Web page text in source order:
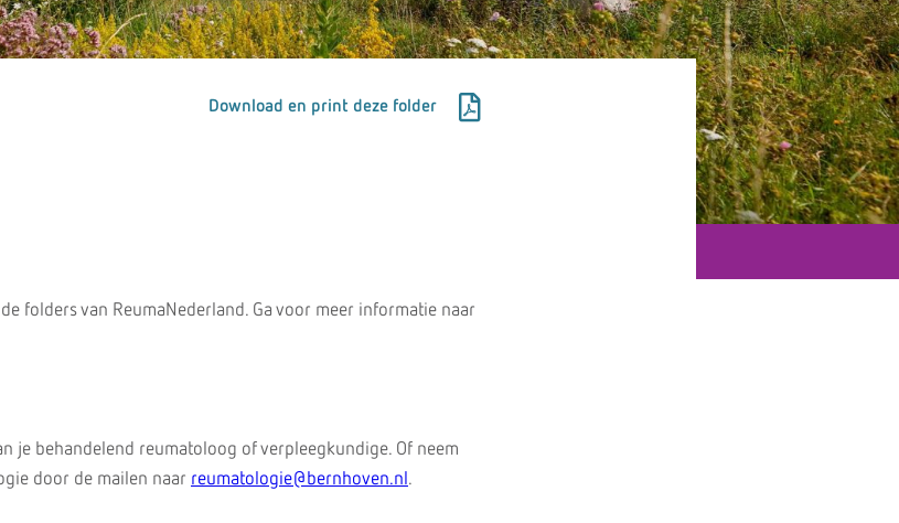
Download en print deze folder
folders van ReumaNederland. Ga voor meer informatie naar
je behandelend reumatoloog of verpleegkundige. Of neem
door de mailen naar reumatologie@bernhoven.nl .